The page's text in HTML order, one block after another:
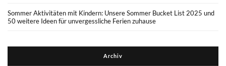
Sommer Aktivitäten mit Kindern: Unsere Sommer Bucket List 2025 und
50 weitere Ideen für unvergessliche Ferien zuhause
Archiv